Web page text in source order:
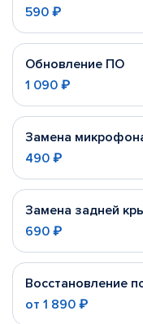
590 ₽
Обновление ПО
1 090 ₽
Замена
490 ₽
Замена задней
690 ₽
Восстановление
от 1 890 ₽